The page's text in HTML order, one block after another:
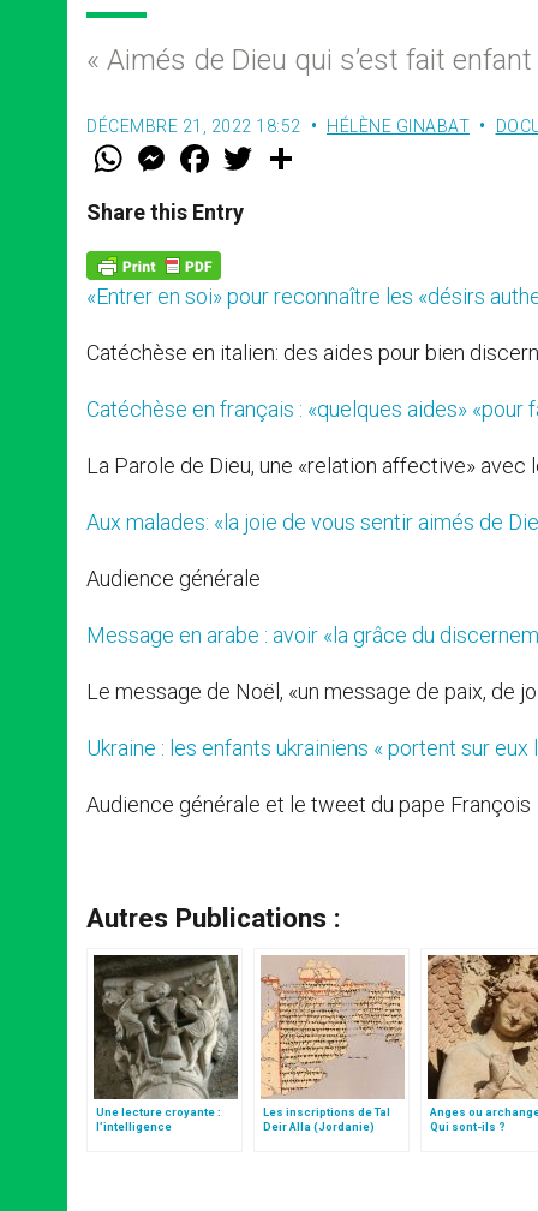
« Aimés de Dieu qui s’est fait enfant
DÉCEMBRE 21, 2022 18:52 HÉLÈNE GINABAT
W
t
s
p
p
M
e
s
e
g
e
r
F
a
e
b
o
k
w
Share this Entry
«Entrer en soi» pour reconnaître les «désirs
Catéchèse en italien: des aides pour bien
Catéchèse en français : «quelques aides»
La Parole de Dieu, une «relation affective» avec
Aux malades: «la joie de vous sentir aimés de
Audience générale
Message en arabe : avoir «la grâce du
Le message de Noël, «un message de paix, de
Ukraine : les enfants ukrainiens « portent sur
Audience générale et le tweet du pape François
Autres Publications :
Une lecture croyante :
l’intelligence
Les inscriptions de Tal
Deir Alla (Jordanie)
Anges ou
Qui sont-ils ?